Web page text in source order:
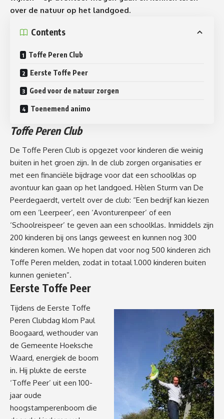
over de natuur op het landgoed.
Contents
Toffe Peren Club
Eerste Toffe Peer
Goed voor de natuur zorgen
Toenemend animo
Toffe Peren Club
De Toffe Peren Club is opgezet voor kinderen die weinig
buiten in het groen zijn. In de club zorgen organisaties er
met een financiële bijdrage voor dat een schoolklas op
avontuur kan gaan op het landgoed. Hèlen Sturm van De
Peerdegaerdt, vertelt over de club: “Een bedrijf kan kiezen
om een ‘Leerpeer’, een ‘Avonturenpeer’ of een
‘Schoolreispeer’ te geven aan een schoolklas. Inmiddels zijn
200 kinderen bij ons langs geweest en kunnen nog 300
kinderen komen. We hopen dat voor nog 500 kinderen zich
Toffe Peren melden, zodat in totaal 1.000 kinderen buiten
kunnen genieten”.
Eerste Toffe Peer
Tijdens de Eerste Toffe
Peren Clubdag klom Paul
Boogaard, wethouder van
de Gemeente Hoeksche
Waard, energiek de boom
in. Hij plukte de eerste
‘Toffe Peer’ uit een 100-
jaar oude
hoogstamperenboom die